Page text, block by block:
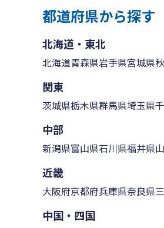
都道府県から探す
北海道・東北
北海道青森県岩手県宮城県
関東
茨城県栃木県群馬県埼玉県
中部
新潟県富山県石川県福井県
近畿
大阪府京都府兵庫県奈良県
中国・四国